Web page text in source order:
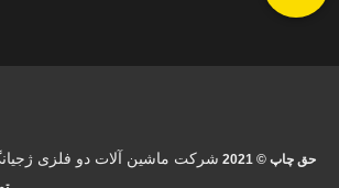
حق چاپ © 2021 شرکت ماشین آلات دو فلزی